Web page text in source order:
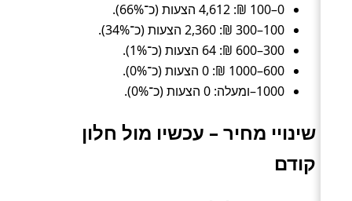
0–100 ₪: 4,612 הצעות (כ־66%).
100–300 ₪: 2,360 הצעות (כ־34%).
300–600 ₪: 64 הצעות (כ־1%).
600–1000 ₪: 0 הצעות (כ־0%).
1000–ומעלה: 0 הצעות (כ־0%).
שינויי מחיר – עכשיו מול חלון
קודם